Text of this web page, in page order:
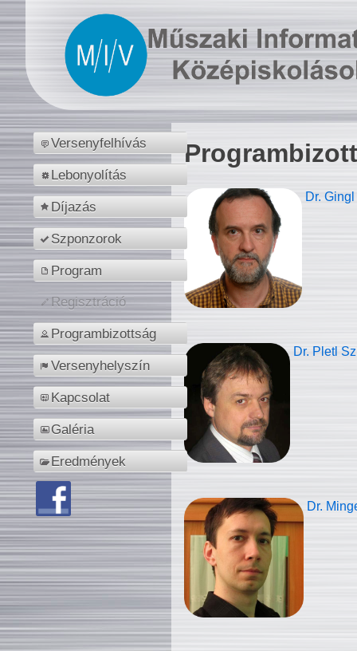
Versenyfelhívás
Lebonyolítás
Díjazás
Szponzorok
Program
Regisztráció
Programbizottság
Versenyhelyszín
Kapcsolat
Galéria
Eredmények
Dr.
Dr. Pletl
Dr.